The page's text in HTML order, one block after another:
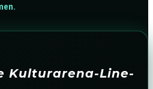
Kulturarena-Line-